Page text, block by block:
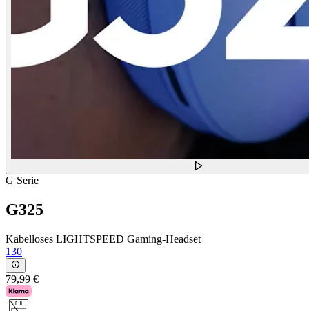
G Serie
G325
Kabelloses LIGHTSPEED Gaming-Headset
130
79,99 €